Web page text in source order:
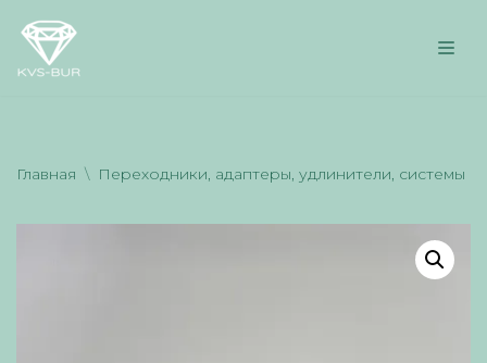
Перейти
Главная \ Переходники, адаптеры, удлинители, системы